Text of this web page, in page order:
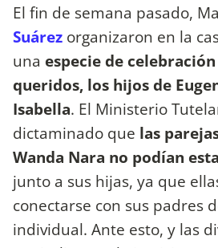
El fin de semana pasado,
Suárez organizaron en la
una especie de
queridos, los hijos de
Isabella. El Ministerio
dictaminado que las
Wanda Nara no podían
junto a sus hijas, ya que
conectarse con sus padres
individual. Ante esto, y las